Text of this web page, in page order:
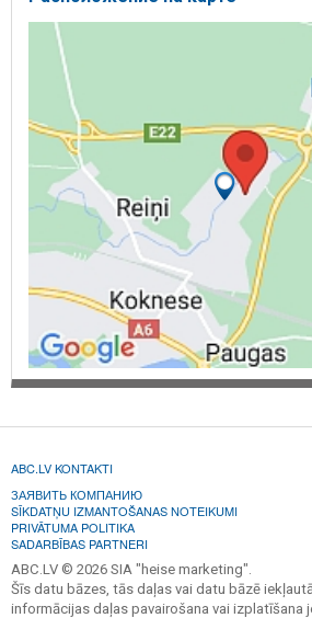
ABC.LV KONTAKTI
ЗАЯВИТЬ КОМПАНИЮ
SĪKDATŅU IZMANTOŠANAS NOTEIKUMI
PRIVĀTUMA POLITIKA
SADARBĪBAS PARTNERI
ABC.LV © 2026 SIA "heise marketing".
Šīs datu bāzes, tās daļas vai datu bāzē
informācijas daļas pavairošana vai izplatīšana